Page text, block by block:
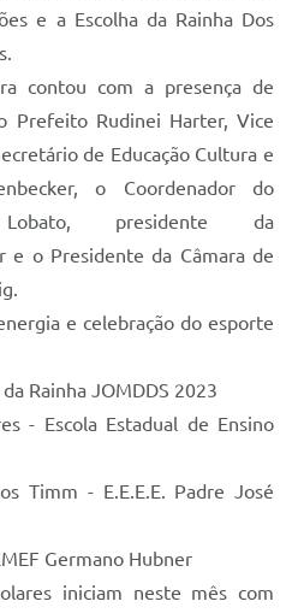
e a Escolha da Rainha Dos
contou com a presença de
Prefeito Rudinei Harter, Vice
de Educação Cultura e
o Coordenador do
presidente da
e o Presidente da Câmara de
e celebração do esporte
Rainha JOMDDS 2023
- Escola Estadual de Ensino
Timm - E.E.E.E. Padre José
Germano Hubner
iniciam neste mês com